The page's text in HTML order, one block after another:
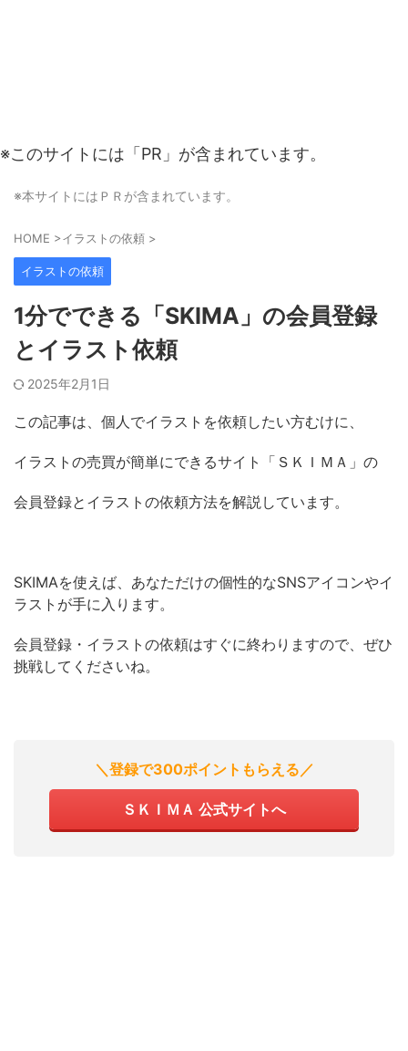
※このサイトには「PR」が含まれています。
※本サイトにはＰＲが含まれています。
HOME >イラストの依頼 >
イラストの依頼
1分でできる「SKIMA」の会員登録
とイラスト依頼
2025年2月1日
この記事は、個人でイラストを依頼したい方むけに、
イラストの売買が簡単にできるサイト「ＳＫＩＭＡ」の
会員登録とイラストの依頼方法を解説しています。
SKIMAを使えば、あなただけの個性的なSNSアイコンやイ
ラストが手に入ります。
会員登録・イラストの依頼はすぐに終わりますので、ぜひ
挑戦してくださいね。
＼登録で300ポイントもらえる／
ＳＫＩＭＡ 公式サイトへ